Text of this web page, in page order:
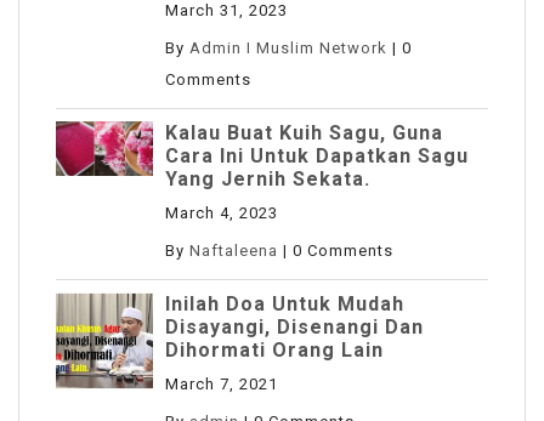
March 31, 2023
By Admin I Muslim Network | 0
Comments
Kalau Buat Kuih Sagu, Guna
Cara Ini Untuk Dapatkan Sagu
Yang Jernih Sekata.
March 4, 2023
By Naftaleena | 0 Comments
Inilah Doa Untuk Mudah
Disayangi, Disenangi Dan
Dihormati Orang Lain
March 7, 2021